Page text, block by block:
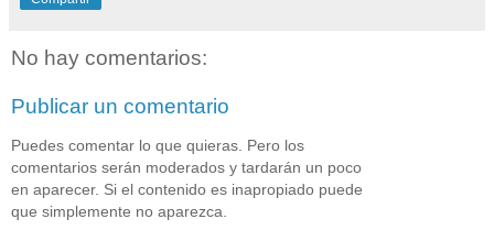
No hay comentarios:
Publicar un comentario
Puedes comentar lo que quieras. Pero los
comentarios serán moderados y tardarán un poco
en aparecer. Si el contenido es inapropiado puede
que simplemente no aparezca.